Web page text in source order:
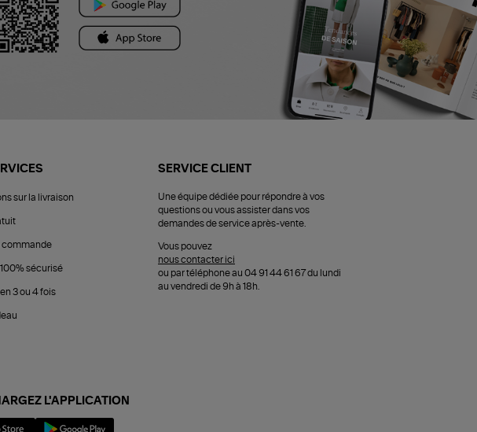
sur la livraison
commande
sécurisé
3 ou 4 fois
SERVICE CLIENT
Une équipe dédiée pour répondre à vos
questions ou vous assister dans vos
demandes de service après-vente.
Vous pouvez
nous contacter ici
ou par téléphone au 04 91 44 61 67 du lundi
au vendredi de 9h à 18h.
L'APPLICATION